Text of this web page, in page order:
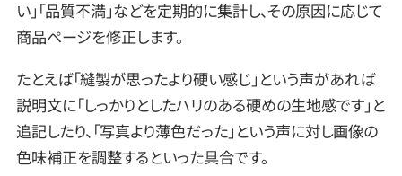
い」「品質不満」などを定期的に集計し、その原因に応じて
商品ページを修正します。
たとえば「縫製が思ったより硬い感じ」という声があれば
説明文に「しっかりとしたハリのある硬めの生地感です」と
追記したり、「写真より薄色だった」という声に対し画像の
色味補正を調整するといった具合です。